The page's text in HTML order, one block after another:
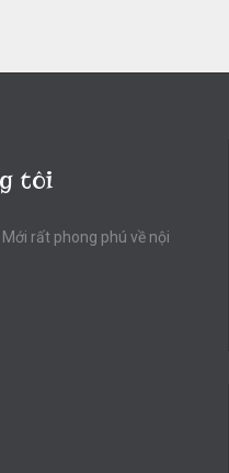
tôi
rất phong phú về nội